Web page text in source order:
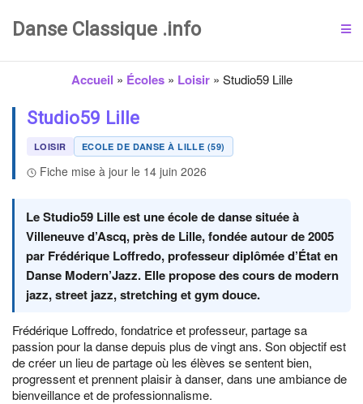
Danse Classique .info
Accueil » Écoles» Loisir» Studio59 Lille
Studio59 Lille
LOISIR ECOLE DE DANSE À LILLE (59)
Fiche mise à jour le 14 juin 2026
Le Studio59 Lille est une école de danse située à
Villeneuve d’Ascq, près de Lille, fondée autour de 2005
par Frédérique Loffredo, professeur diplômée d’État en
Danse Modern’Jazz. Elle propose des cours de modern
jazz, street jazz, stretching et gym douce.
Frédérique Loffredo, fondatrice et professeur, partage sa
passion pour la danse depuis plus de vingt ans. Son objectif est
de créer un lieu de partage où les élèves se sentent bien,
progressent et prennent plaisir à danser, dans une ambiance de
bienveillance et de professionnalisme.